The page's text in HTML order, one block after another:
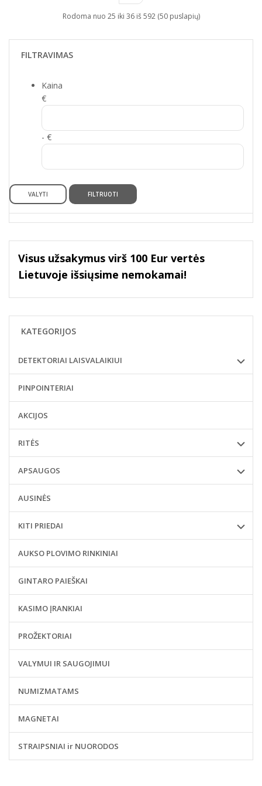
Rodoma nuo 25 iki 36 iš 592 (50 puslapių)
FILTRAVIMAS
Kaina
€
- €
VALYTI FILTRUOTI
Visus užsakymus virš 100 Eur vertės
Lietuvoje išsiųsime nemokamai!
KATEGORIJOS
DETEKTORIAI LAISVALAIKIUI
PINPOINTERIAI
AKCIJOS
RITĖS
APSAUGOS
AUSINĖS
KITI PRIEDAI
AUKSO PLOVIMO RINKINIAI
GINTARO PAIEŠKAI
KASIMO ĮRANKIAI
PROŽEKTORIAI
VALYMUI IR SAUGOJIMUI
NUMIZMATAMS
MAGNETAI
STRAIPSNIAI ir NUORODOS